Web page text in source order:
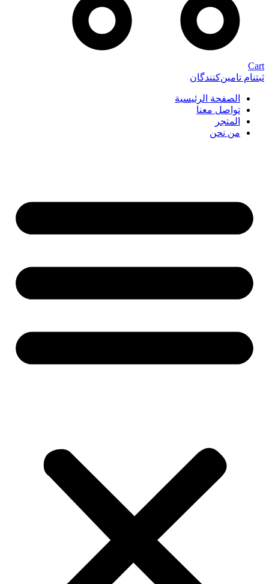
Cart
ثبتنام تامین‌کنندگان
الصفحة الرئيسية
تواصل معنا
المتجر
من نحن